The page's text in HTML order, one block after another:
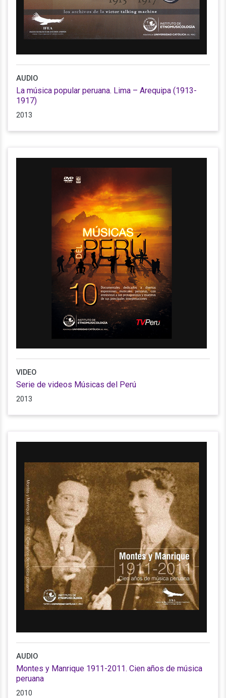
AUDIO
La música popular peruana. Lima – Arequipa (1913-
1917)
2013
VIDEO
Serie de videos Músicas del Perú
2013
AUDIO
Montes y Manrique 1911-2011. Cien años de música
peruana
2010